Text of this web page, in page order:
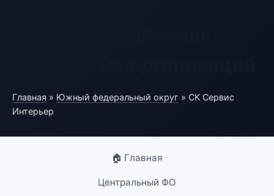
Главная » Южный федеральный округ » СК Сервис
Интерьер
🏠 Главная
Центральный ФО